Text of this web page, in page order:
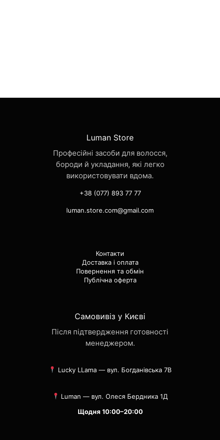
Luman Store
Професійні засоби для волосся,
бороди й укладання, які легко
використовувати вдома.
+38 (077) 893 77 77
luman.store.com@gmail.com
Контакти
Доставка і оплата
Повернення та обмін
Публічна оферта
Самовивіз у Києві
Після підтвердження готовності
менеджером.
Lucky LLama — вул. Богданівська 7В
Luman — вул. Олеся Бердника 1Д
Щодня 10:00–20:00